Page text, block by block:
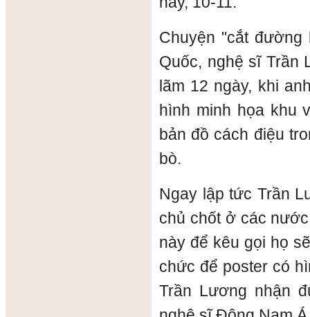
Chuyện "cắt
Quốc, nghệ sĩ Trần
lãm 12 ngày, khi
hình minh họa khu
bản đồ cách điệu
bò.
Ngay lập tức Trần
chủ chốt ở các
này để kêu gọi họ
chức để poster có
Trần Lương nhận